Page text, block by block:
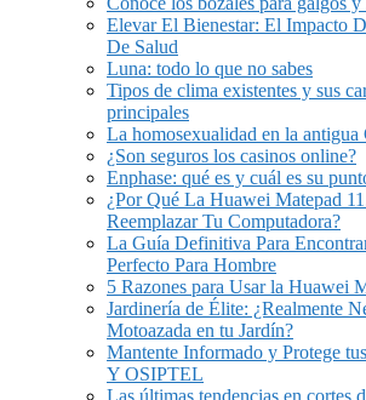
Elevar El Bienestar: El Impacto
De Salud
Luna: todo lo que no sabes
Tipos de clima existentes y sus
principales
La homosexualidad en la antigua
¿Son seguros los casinos online?
Enphase: qué es y cuál es su
¿Por Qué La Huawei Matepad
Reemplazar Tu Computadora?
La Guía Definitiva Para
Perfecto Para Hombre
5 Razones para Usar la Huawei
Jardinería de Élite: ¿Realmente
Motoazada en tu Jardín?
Mantente Informado y Protege
Y OSIPTEL
Las últimas tendencias en cortes